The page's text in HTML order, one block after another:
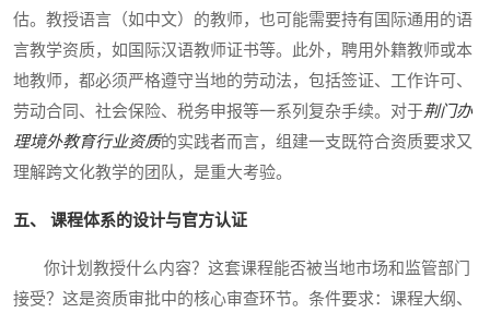
估。教授语言（如中文）的教师，也可能需要持有国际通用的语
言教学资质，如国际汉语教师证书等。此外，聘用外籍教师或本
地教师，都必须严格遵守当地的劳动法，包括签证、工作许可、
劳动合同、社会保险、税务申报等一系列复杂手续。对于荆门办
理境外教育行业资质的实践者而言，组建一支既符合资质要求又
理解跨文化教学的团队，是重大考验。
五、 课程体系的设计与官方认证
你计划教授什么内容？这套课程能否被当地市场和监管部门
接受？这是资质审批中的核心审查环节。条件要求：课程大纲、